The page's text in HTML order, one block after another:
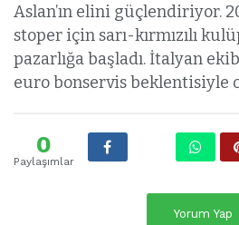
Aslan’ın elini güçlendiriyor.
stoper için sarı-kırmızılı
pazarlığa başladı. İtalyan
euro bonservis beklentisiyle
0
Paylaşımlar
Yorum Yap